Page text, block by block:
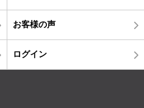
お客様の声
ログイン